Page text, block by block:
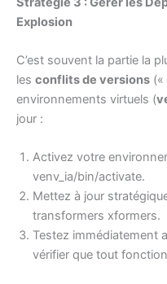
Explosion
C’est souvent la partie la
les conflits de versions
environnements virtuels (
jour :
Activez votre
venv_ia/bin/activate.
Mettez à jour
transformers xformers.
Testez immédiatement
vérifier que tout